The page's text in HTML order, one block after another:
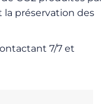
la préservation des
7/7 et